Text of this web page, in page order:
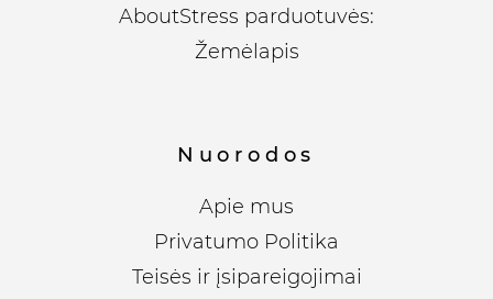
AboutStress parduotuvės:
Žemėlapis
Nuorodos
Apie mus
Privatumo Politika
Teisės ir įsipareigojimai